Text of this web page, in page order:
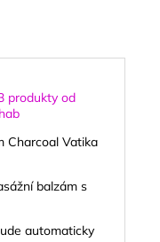
produkty od
Charcoal Vatika
balzám s
automaticky